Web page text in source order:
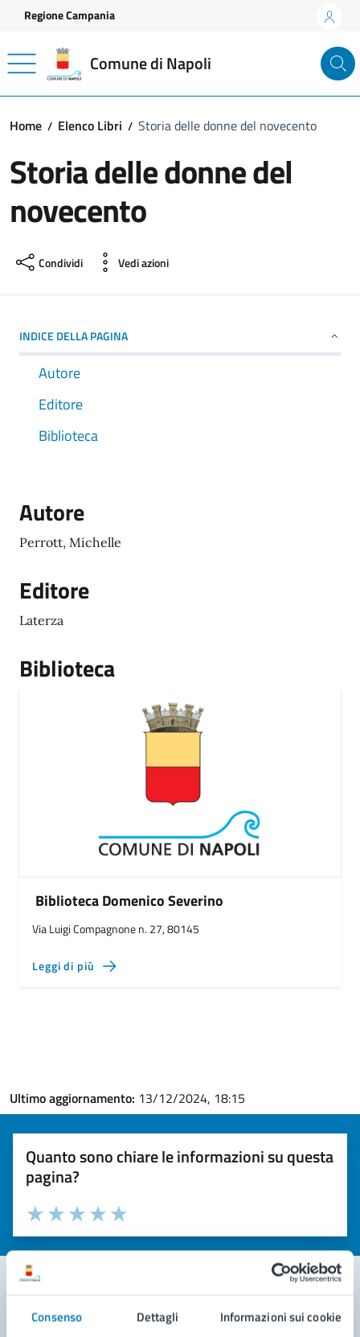
Consenso Dettagli Informazioni sui cookie
Vai ai contenuti
Vai al footer
Regione Campania
Comune di Napoli
Home Elenco Libri Storia delle donne del novecento
Storia delle donne del
novecento
Condividi Vedi azioni
INDICE DELLA PAGINA
Autore
Editore
Biblioteca
Autore
Perrott, Michelle
Editore
Laterza
Biblioteca
Biblioteca Domenico Severino
Via Luigi Compagnone n. 27, 80145
Leggi di più
Ultimo aggiornamento: 13/12/2024, 18:15
Quanto sono chiare le informazioni su questa
pagina?
Valuta la chiarezza delle informazioni (da 1 a 5 stelle)
Seleziona il numero di stelle per valutare la chiarezza delle
Valuta 5 stelle su 5
Valuta 4 stelle su 5
Valuta 3 stelle su 5
Valuta 2 stelle su 5
Valuta 1 stelle su 5
Contatta il comune